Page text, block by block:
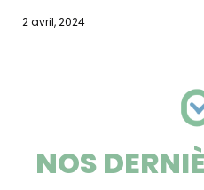
2 avril, 2024
NOS